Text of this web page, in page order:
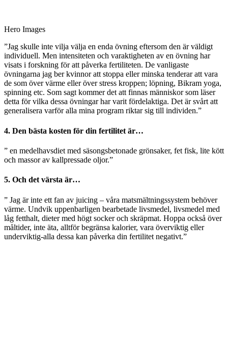
Hero Images
”Jag skulle inte vilja välja en enda övning eftersom den är väldigt
individuell. Men intensiteten och varaktigheten av en övning har
visats i forskning för att påverka fertiliteten. De vanligaste
övningarna jag ber kvinnor att stoppa eller minska tenderar att vara
de som över värme eller över stress kroppen; löpning, Bikram yoga,
spinning etc. Som sagt kommer det att finnas människor som läser
detta för vilka dessa övningar har varit fördelaktiga. Det är svårt att
generalisera varför alla mina program riktar sig till individen.”
4. Den bästa kosten för din fertilitet är…
” en medelhavsdiet med säsongsbetonade grönsaker, fet fisk, lite kött
och massor av kallpressade oljor.”
5. Och det värsta är…
” Jag är inte ett fan av juicing – våra matsmältningssystem behöver
värme. Undvik uppenbarligen bearbetade livsmedel, livsmedel med
låg fetthalt, dieter med högt socker och skräpmat. Hoppa också över
måltider, inte äta, alltför begränsa kalorier, vara överviktig eller
underviktig-alla dessa kan påverka din fertilitet negativt.”